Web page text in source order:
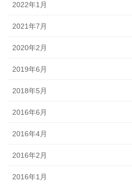
2022年1月
2021年7月
2020年2月
2019年6月
2018年5月
2016年6月
2016年4月
2016年2月
2016年1月